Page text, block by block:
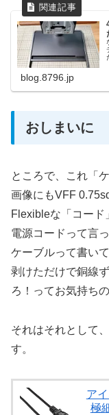
blog.8796.jp
おしまいに
ところで、これ「
画像にもVFF
Flexibleな「コード
電源コードって言
ケーブルって書い
剥けただけで銅線
ろ！ってお気持ち
それはそれとして
す。
ア
極